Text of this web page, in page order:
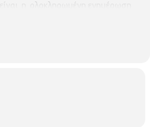
η ολοκληρωμένη ενημέρωση
& παρουσιάζουν οι